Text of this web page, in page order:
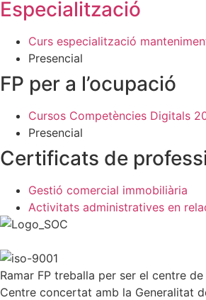
Especialització
Curs especialització
Presencial
FP per a l’ocupació
Cursos Competències Digitals
Presencial
Certificats de
Gestió comercial immobiliària
Activitats administratives en
Ramar FP treballa per ser el centre
Centre concertat amb la Generalitat